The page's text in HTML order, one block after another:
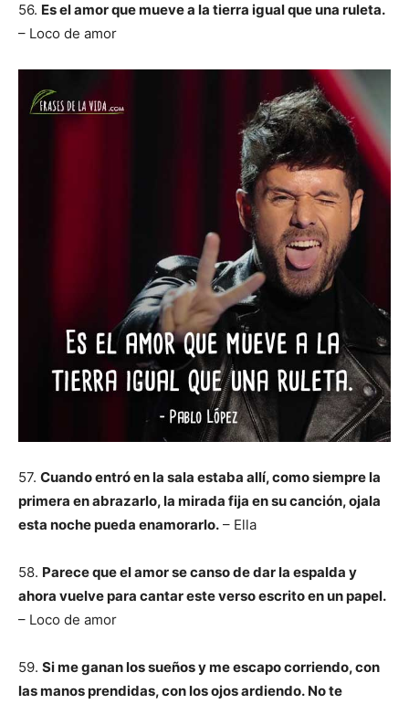
56. Es el amor que mueve a la tierra igual que una ruleta.
– Loco de amor
57. Cuando entró en la sala estaba allí, como siempre la
primera en abrazarlo, la mirada fija en su canción, ojala
esta noche pueda enamorarlo. – Ella
58. Parece que el amor se canso de dar la espalda y
ahora vuelve para cantar este verso escrito en un papel.
– Loco de amor
59. Si me ganan los sueños y me escapo corriendo, con
las manos prendidas, con los ojos ardiendo. No te